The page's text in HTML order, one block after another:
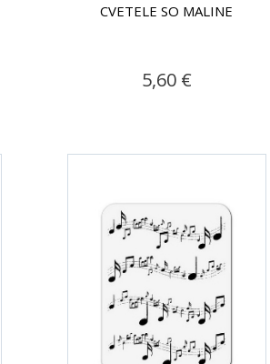
CVETELE SO MALINE
5,60 €